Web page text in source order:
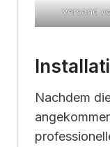
Versand
Nachdem